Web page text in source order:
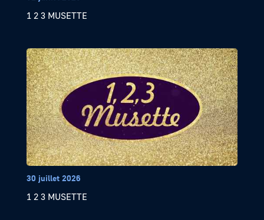
1 2 3 MUSETTE
30 juillet 2026
1 2 3 MUSETTE